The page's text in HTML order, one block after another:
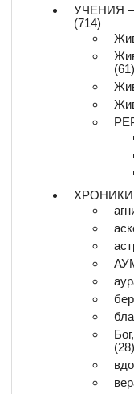
УЧЕНИЯ
(714)
(61)
(28)